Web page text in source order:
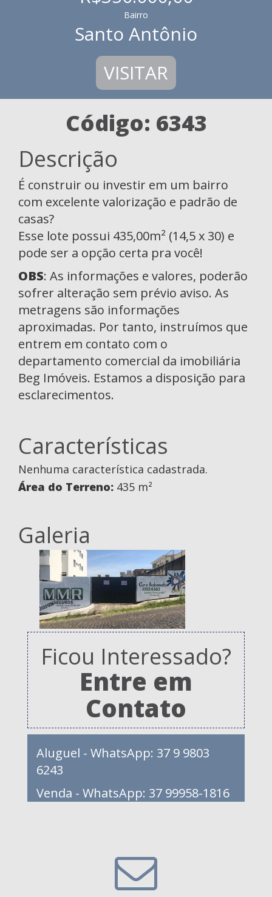
Bairro
Santo Antônio
VISITAR
Código: 6343
Descrição
É construir ou investir em um bairro
com excelente valorização e padrão de
casas?
Esse lote possui 435,00m² (14,5 x 30) e
pode ser a opção certa pra você!
OBS: As informações e valores, poderão
sofrer alteração sem prévio aviso. As
metragens são informações
aproximadas. Por tanto, instruímos que
entrem em contato com o
departamento comercial da imobiliária
Beg Imóveis. Estamos a disposição para
esclarecimentos.
Características
Nenhuma característica cadastrada.
Área do Terreno: 435 m²
Galeria
Ficou Interessado?
Entre em
Contato
Aluguel - WhatsApp: 37 9 9803
6243
Venda - WhatsApp: 37 99958-1816